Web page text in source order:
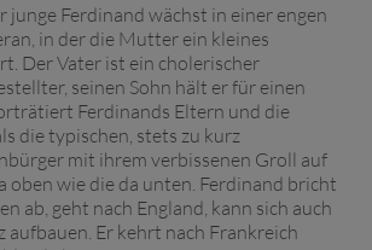
junge Ferdinand wächst in einer engen
in der die Mutter ein kleines
Der Vater ist ein cholerischer
seinen Sohn hält er für einen
Ferdinands Eltern und die
die typischen, stets zu kurz
mit ihrem verbissenen Groll auf
oben wie die da unten. Ferdinand bricht
ab, geht nach England, kann sich auch
aufbauen. Er kehrt nach Frankreich